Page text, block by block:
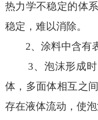
热力学不稳定的体
稳定，难以消除。
2、涂料中含有表
3、泡沫形成时
体，多面体相互之
存在液体流动，使泡